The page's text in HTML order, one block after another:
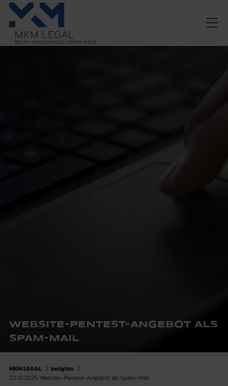
WEBSITE-PENTEST-ANGEBOT ALS
SPAM-MAIL
MKM LEGAL
Insights
02.10.2025: Website-Pentest-Angebot als Spam-Mail